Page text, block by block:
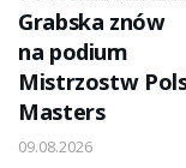
Grabska znów
na podium
Mistrzostw
Masters
09.08.2026